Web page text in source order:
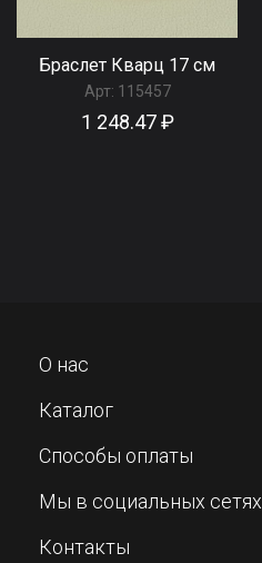
Браслет Кварц 17 см
Арт: 115457
1 248.47 ₽
О нас
Каталог
Способы оплаты
Мы в социальных сетях
Контакты